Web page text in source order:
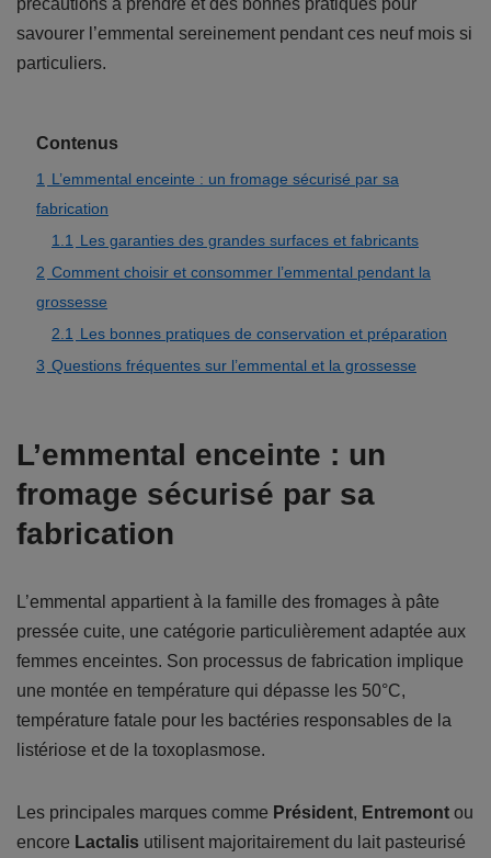
précautions à prendre et des bonnes pratiques pour
savourer l’emmental sereinement pendant ces neuf mois si
particuliers.
Contenus
1 L’emmental enceinte : un fromage sécurisé par sa
fabrication
1.1 Les garanties des grandes surfaces et fabricants
2 Comment choisir et consommer l’emmental pendant la
grossesse
2.1 Les bonnes pratiques de conservation et préparation
3 Questions fréquentes sur l’emmental et la grossesse
L’emmental enceinte : un
fromage sécurisé par sa
fabrication
L’emmental appartient à la famille des fromages à pâte
pressée cuite, une catégorie particulièrement adaptée aux
femmes enceintes. Son processus de fabrication implique
une montée en température qui dépasse les 50°C,
température fatale pour les bactéries responsables de la
listériose et de la toxoplasmose.
Les principales marques comme Président, Entremont ou
encore Lactalis utilisent majoritairement du lait pasteurisé